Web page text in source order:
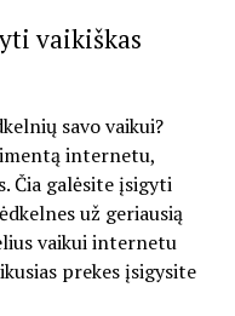
vaikiškas
savo vaikui?
internetu,
Čia galėsite įsigyti
už geriausią
vaikui internetu
prekes įsigysite